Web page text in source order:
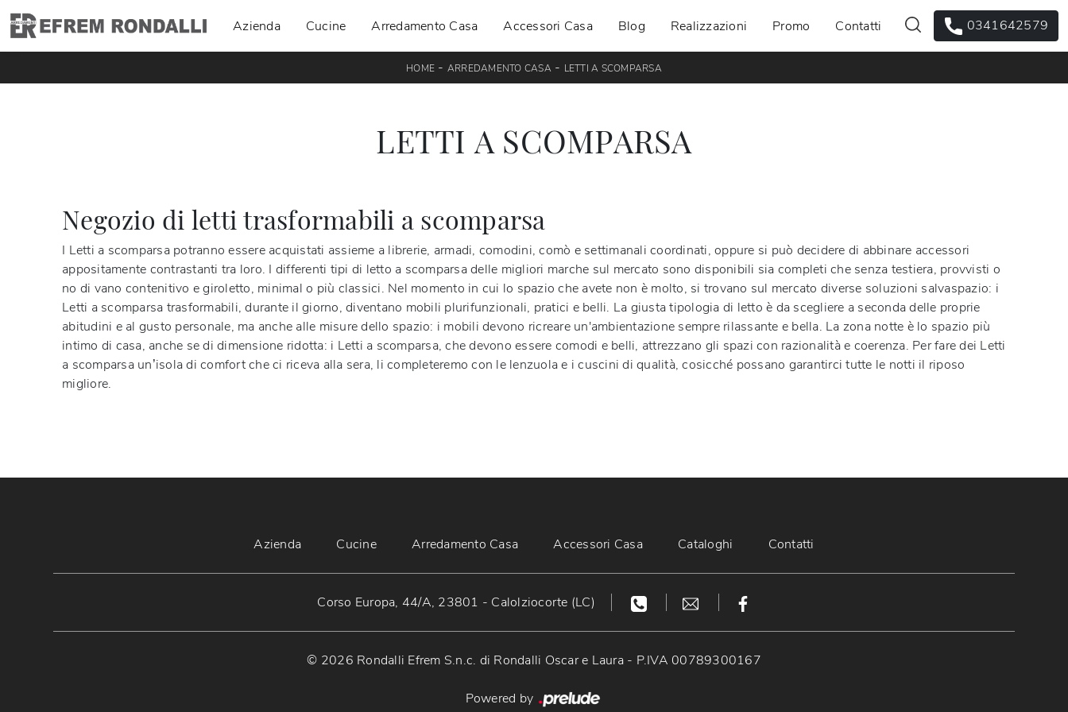
Azienda Cucine Arredamento Casa Accessori Casa Blog Realizzazioni Promo Contatti 0341642579
HOME - ARREDAMENTO CASA - LETTI A SCOMPARSA
LETTI A SCOMPARSA
Negozio di letti trasformabili a scomparsa
I Letti a scomparsa potranno essere acquistati assieme a librerie, armadi, comodini, comò e settimanali coordinati, oppure si può decidere di abbinare accessori
appositamente contrastanti tra loro. I differenti tipi di letto a scomparsa delle migliori marche sul mercato sono disponibili sia completi che senza testiera, provvisti o
no di vano contenitivo e giroletto, minimal o più classici. Nel momento in cui lo spazio che avete non è molto, si trovano sul mercato diverse soluzioni salvaspazio: i
Letti a scomparsa trasformabili, durante il giorno, diventano mobili plurifunzionali, pratici e belli. La giusta tipologia di letto è da scegliere a seconda delle proprie
abitudini e al gusto personale, ma anche alle misure dello spazio: i mobili devono ricreare un'ambientazione sempre rilassante e bella. La zona notte è lo spazio più
intimo di casa, anche se di dimensione ridotta: i Letti a scomparsa, che devono essere comodi e belli, attrezzano gli spazi con razionalità e coerenza. Per fare dei Letti
a scomparsa un’isola di comfort che ci riceva alla sera, li completeremo con le lenzuola e i cuscini di qualità, cosicché possano garantirci tutte le notti il riposo
migliore.
Azienda Cucine Arredamento Casa Accessori Casa Cataloghi Contatti
Corso Europa, 44/A, 23801 - Calolziocorte (LC)
© 2026 Rondalli Efrem S.n.c. di Rondalli Oscar e Laura - P.IVA 00789300167
Powered by